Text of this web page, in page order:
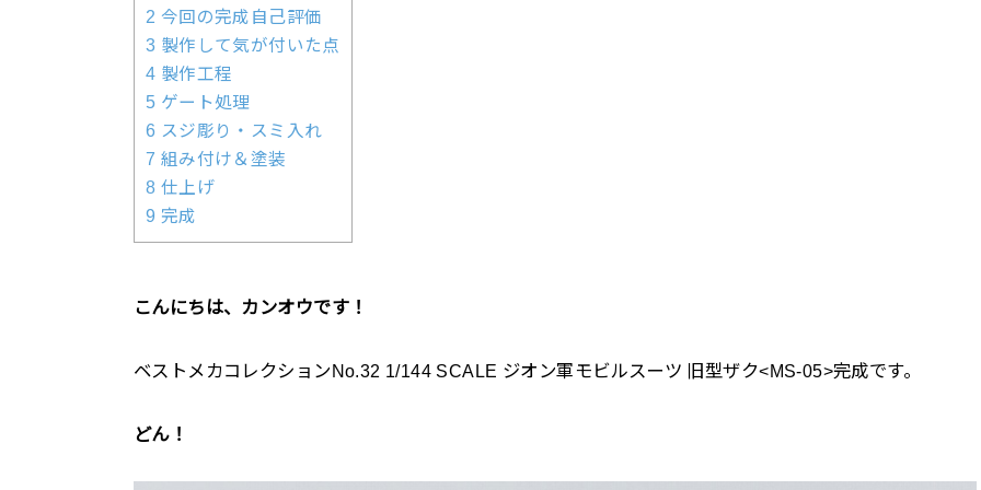
2 今回の完成自己評価
3 製作して気が付いた点
4 製作工程
5 ゲート処理
6 スジ彫り・スミ入れ
7 組み付け＆塗装
8 仕上げ
9 完成
こんにちは、カンオウです！
ベストメカコレクションNo.32 1/144 SCALE ジオン軍モビルスーツ 旧型ザク<MS-05>完成です。
どん！